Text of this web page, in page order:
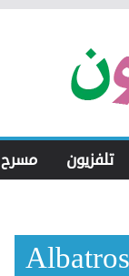
تلفزيون مسرح